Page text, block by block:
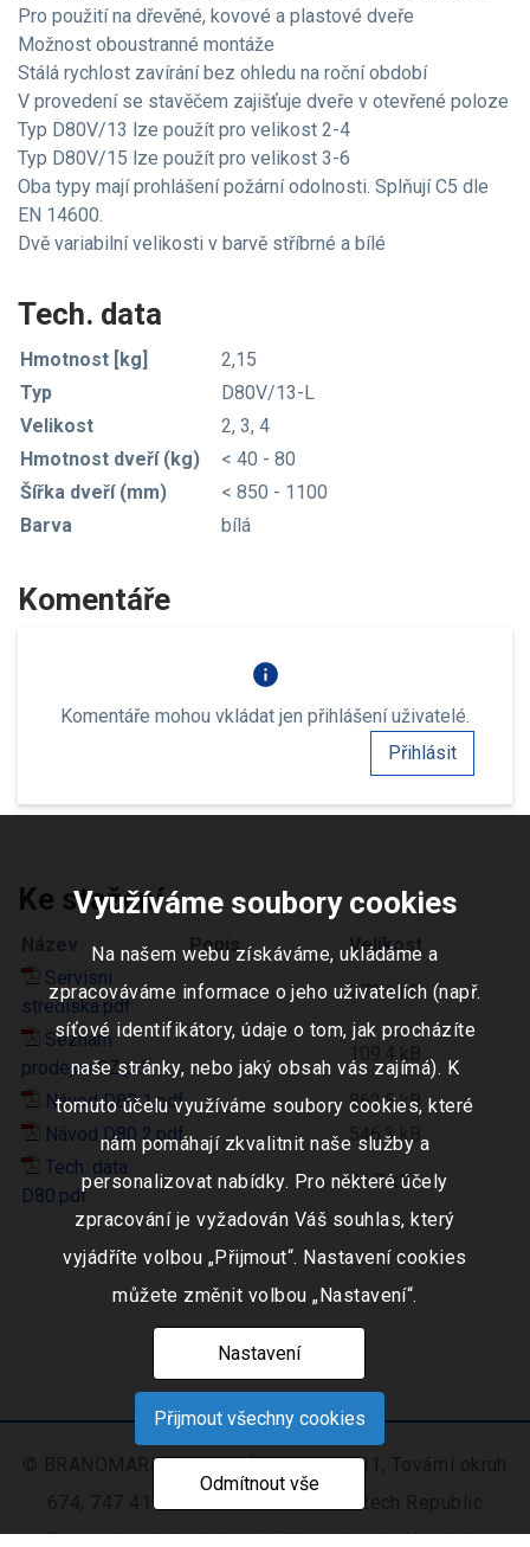
Pro použití na dřevěné, kovové a plastové dveře
Možnost oboustranné montáže
Stálá rychlost zavírání bez ohledu na roční období
V provedení se stavěčem zajišťuje dveře v otevřené poloze
Typ D80V/13 lze použít pro velikost 2-4
Typ D80V/15 lze použít pro velikost 3-6
Oba typy mají prohlášení požární odolnosti. Splňují C5 dle
EN 14600.
Dvě variabilní velikosti v barvě stříbrné a bílé
Tech. data
Hmotnost [kg]
2,15
Typ
D80V/13-L
Velikost
2, 3, 4
Hmotnost dveří (kg)
< 40 - 80
Šířka dveří (mm)
< 850 - 1100
Barva
bílá
Komentáře
info
Komentáře mohou vkládat jen přihlášení uživatelé.
Přihlásit
Ke stažení
Název Popis
Velikost
Servisni
strediska.pdf
279.1 kB
Seznam
prodejcu CZ.pdf
109.4 kB
Návod D80 1.pdf
862.5 kB
Návod D80 2.pdf
546.3 kB
Tech. data
D80.pdf
81.7 kB
© BRANOMARKET s.r.o., IČO: 253 51 311, Tovární okruh
674, 747 41 Hradec nad Moravicí, Czech Republic
Zapsaná v obchodním rejstříku vedeném Krajským
Využíváme soubory cookies
Na našem webu získáváme, ukládáme a
zpracováváme informace o jeho uživatelích (např.
síťové identifikátory, údaje o tom, jak procházíte
naše stránky, nebo jaký obsah vás zajímá). K
tomuto účelu využíváme soubory cookies, které
nám pomáhají zkvalitnit naše služby a
personalizovat nabídky. Pro některé účely
zpracování je vyžadován Váš souhlas, který
vyjádříte volbou „Přijmout“. Nastavení cookies
můžete změnit volbou „Nastavení“.
Nastavení
Přijmout všechny cookies
Odmítnout vše